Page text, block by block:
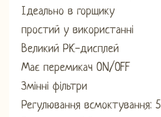
Ідеально в горщику
простий у використанні
Великий РК-дисплей
Має перемикач ON/OFF
Змінні фільтри
Регулювання всмоктування: 5